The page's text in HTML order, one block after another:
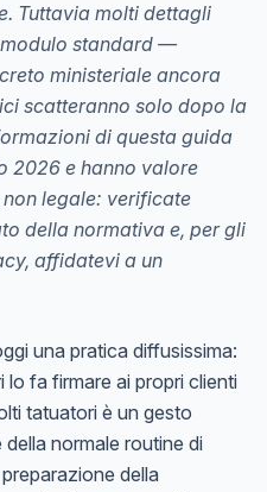
Tuttavia molti dettagli
standard —
ministeriale ancora
scatteranno solo dopo la
di questa guida
2026 e hanno valore
legale: verificate
della normativa e, per gli
affidatevi a un
una pratica diffusissima:
lo fa firmare ai propri clienti
tatuatori è un gesto
normale routine di
della